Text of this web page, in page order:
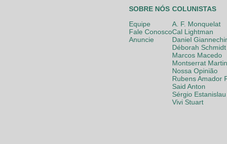
SOBRE NÓS
Equipe
Fale Conosco
Anuncie
COLUNISTAS
A. F. Monquelat
Cal Lightman
Daniel
Déborah Schmidt
Marcos Macedo
Montserrat
Nossa Opinião
Rubens Amador
Said Anton
Sérgio Estanislau
Vivi Stuart